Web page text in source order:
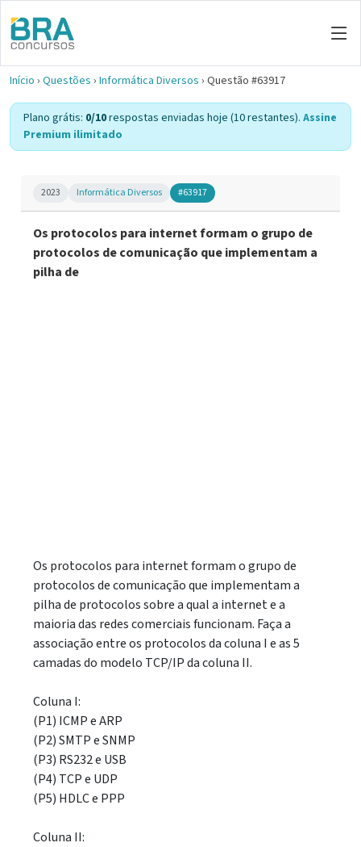
Início › Questões › Informática Diversos › Questão #63917
Plano grátis: 0/10respostas enviadas hoje (10 restantes). Assine
Premium ilimitado
2023 Informática Diversos #63917
Os protocolos para internet formam o grupo de
protocolos de comunicação que implementam a
pilha de
Os protocolos para internet formam o grupo de
protocolos de comunicação que implementam a
pilha de protocolos sobre a qual a internet e a
maioria das redes comerciais funcionam. Faça a
associação entre os protocolos da coluna I e as 5
camadas do modelo TCP/IP da coluna II.
Coluna I:
(P1) ICMP e ARP
(P2) SMTP e SNMP
(P3) RS232 e USB
(P4) TCP e UDP
(P5) HDLC e PPP
Coluna II: